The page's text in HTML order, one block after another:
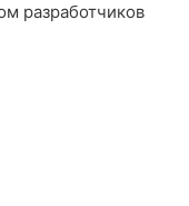
разработчиков